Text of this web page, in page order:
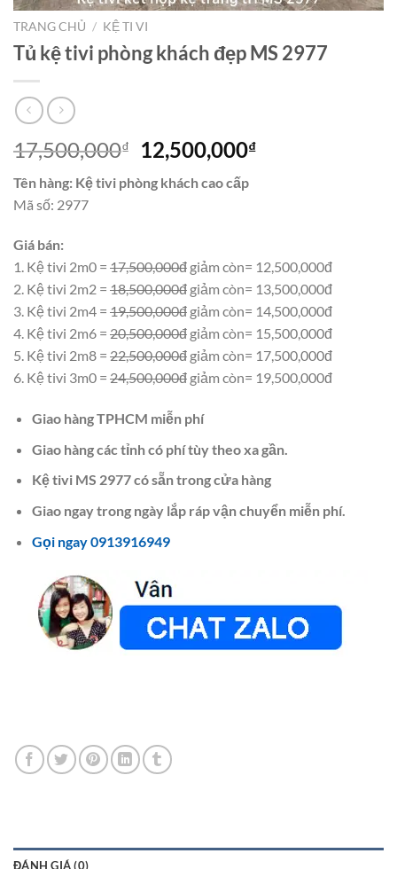
TRANG CHỦ / KỆ TI VI
Tủ kệ tivi phòng khách đẹp MS 2977
17,500,000₫
Giá
gốc
là:
12,500,000₫Giá
Tên hàng: Kệ tivi phòng khách cao cấp
Mã số: 2977
Giá bán:
1. Kệ tivi 2m0 = 17,500,000đ giảm còn= 12,500,000đ
2. Kệ tivi 2m2 = 18,500,000đ giảm còn= 13,500,000đ
3. Kệ tivi 2m4 = 19,500,000đ giảm còn= 14,500,000đ
4. Kệ tivi 2m6 = 20,500,000đ giảm còn= 15,500,000đ
5. Kệ tivi 2m8 = 22,500,000đ giảm còn= 17,500,000đ
6. Kệ tivi 3m0 = 24,500,000đ giảm còn= 19,500,000đ
Giao hàng TPHCM miễn phí
Giao hàng các tỉnh có phí tùy theo xa gần.
Kệ tivi MS 2977 có sẵn trong cửa hàng
Giao ngay trong ngày lắp ráp vận chuyển miễn phí.
Gọi ngay 0913916949
ĐÁNH GIÁ (0)